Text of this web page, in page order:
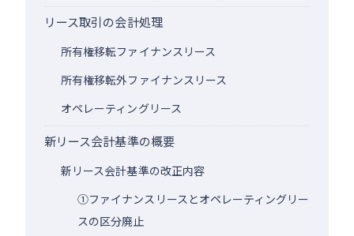
リース取引の会計処理
所有権移転ファイナンスリース
所有権移転外ファイナンスリース
オペレーティングリース
新リース会計基準の概要
新リース会計基準の改正内容
①ファイナンスリースとオペレーティングリー
スの区分廃止